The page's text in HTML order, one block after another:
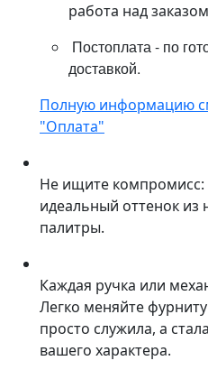
работа над
Постоплата - по
доставкой.
Полную информацию
"Оплата"
Не ищите компромисс:
идеальный оттенок
палитры.
Каждая ручка или
Легко меняйте
просто служила, а
вашего характера.